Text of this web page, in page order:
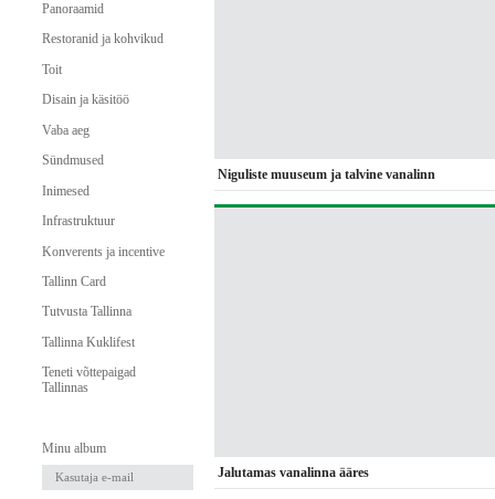
Panoraamid
Restoranid ja kohvikud
Toit
Disain ja käsitöö
Vaba aeg
Sündmused
Inimesed
Infrastruktuur
Konverents ja incentive
Tallinn Card
Tutvusta Tallinna
Tallinna Kuklifest
Teneti võttepaigad
Tallinnas
Minu album
Niguliste muuseum ja talvine vanalinn
Jalutamas vanalinna ääres